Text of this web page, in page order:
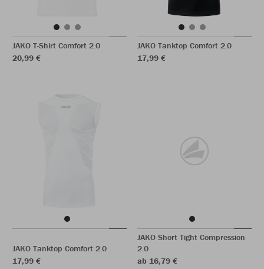
JAKO T-Shirt Comfort 2.0
20,99 €
JAKO Tanktop Comfort 2.0
17,99 €
JAKO Tanktop Comfort 2.0
17,99 €
JAKO Short Tight Compression
2.0
ab 16,79 €